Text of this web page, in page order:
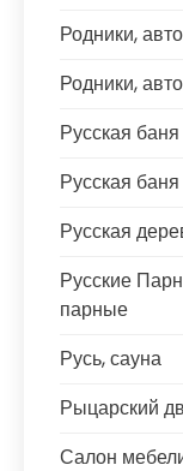
Родники,
Родники,
Русская баня
Русская баня
Русская
Русские
парные
Русь, сауна
Рыцарский
Салон